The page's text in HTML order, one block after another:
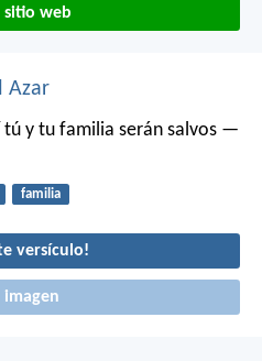
sitio web
Azar
tú y tu familia serán salvos —
familia
versículo!
imagen